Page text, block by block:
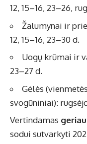
12, 15–16, 23–26,
Žalumynai ir
12, 15–16, 23–30 d.
Uogų krūmai ir
23–27 d.
Gėlės
svogūniniai):
Vertindamas
sodui sutvarkyti